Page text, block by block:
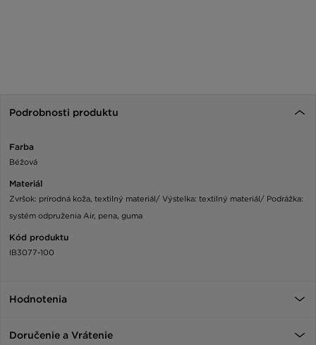
Podrobnosti produktu
Farba
Béžová
Materiál
Zvršok: prírodná koža, textilný materiál/ Výstelka: textilný materiál/ Podrážka:
systém odpruženia Air, pena, guma
Kód produktu
IB3077-100
Hodnotenia
Doručenie a Vrátenie